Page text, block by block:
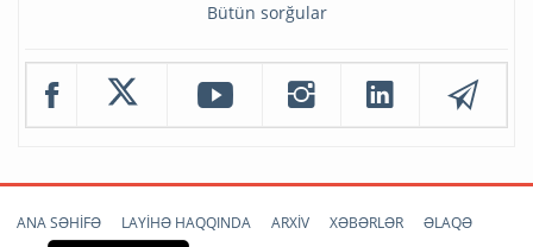
Bütün sorğular
ANA SƏHİFƏ LAYİHƏ HAQQINDA ARXİV XƏBƏRLƏR ƏLAQƏ